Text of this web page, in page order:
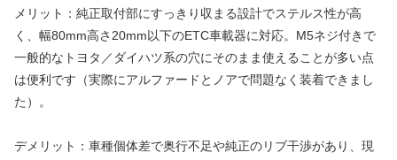
メリット：純正取付部にすっきり収まる設計でステルス性が高
く、幅80mm高さ20mm以下のETC車載器に対応。M5ネジ付きで
一般的なトヨタ／ダイハツ系の穴にそのまま使えることが多い点
は便利です（実際にアルファードとノアで問題なく装着できまし
た）。
デメリット：車種個体差で奥行不足や純正のリブ干渉があり、現